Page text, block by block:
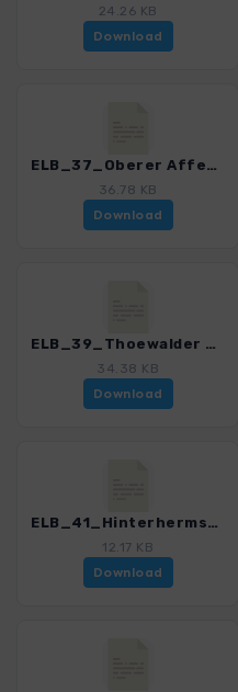
24.26 KB
Download
ELB_37_Oberer Affensteinweg_4191_11.gpx
36.78 KB
Download
ELB_39_Thoewalder Waende - Kirnitzschtal_4191_11.gpx
34.38 KB
Download
ELB_41_Hinterhermsdorf - Obere Schleuse_4191_11.gpx
12.17 KB
Download